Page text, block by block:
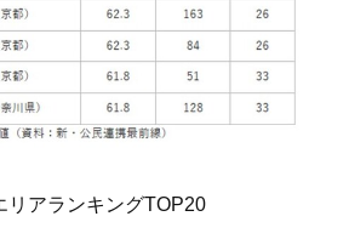
リアランキングTOP20